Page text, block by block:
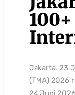
Jakarta, 23
(TMA) 2026
24 Juni